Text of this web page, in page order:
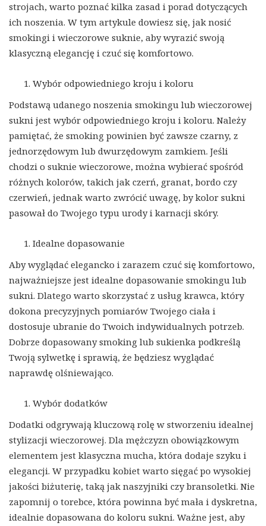
strojach, warto poznać kilka zasad i porad dotyczących
ich noszenia. W tym artykule dowiesz się, jak nosić
smokingi i wieczorowe suknie, aby wyrazić swoją
klasyczną elegancję i czuć się komfortowo.
Wybór odpowiedniego kroju i koloru
Podstawą udanego noszenia smokingu lub wieczorowej
sukni jest wybór odpowiedniego kroju i koloru. Należy
pamiętać, że smoking powinien być zawsze czarny, z
jednorzędowym lub dwurzędowym zamkiem. Jeśli
chodzi o suknie wieczorowe, można wybierać spośród
różnych kolorów, takich jak czerń, granat, bordo czy
czerwień, jednak warto zwrócić uwagę, by kolor sukni
pasował do Twojego typu urody i karnacji skóry.
Idealne dopasowanie
Aby wyglądać elegancko i zarazem czuć się komfortowo,
najważniejsze jest idealne dopasowanie smokingu lub
sukni. Dlatego warto skorzystać z usług krawca, który
dokona precyzyjnych pomiarów Twojego ciała i
dostosuje ubranie do Twoich indywidualnych potrzeb.
Dobrze dopasowany smoking lub sukienka podkreślą
Twoją sylwetkę i sprawią, że będziesz wyglądać
naprawdę olśniewająco.
Wybór dodatków
Dodatki odgrywają kluczową rolę w stworzeniu idealnej
stylizacji wieczorowej. Dla mężczyzn obowiązkowym
elementem jest klasyczna mucha, która dodaje szyku i
elegancji. W przypadku kobiet warto sięgać po wysokiej
jakości biżuterię, taką jak naszyjniki czy bransoletki. Nie
zapomnij o torebce, która powinna być mała i dyskretna,
idealnie dopasowana do koloru sukni. Ważne jest, aby